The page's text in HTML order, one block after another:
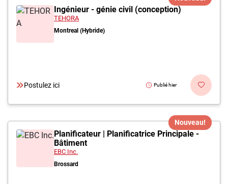
Ingénieur - génie civil (conception)
TEHORA
Montreal (Hybride)
Postulez ici Publié hier
Nouveau!
Planificateur | Planificatrice Principale -
Bâtiment
EBC Inc.
Brossard